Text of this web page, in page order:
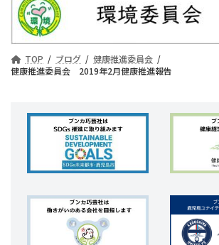
TOP ブログ
健康推進委員会
健康推進委員会 2019年2月健康推進報告